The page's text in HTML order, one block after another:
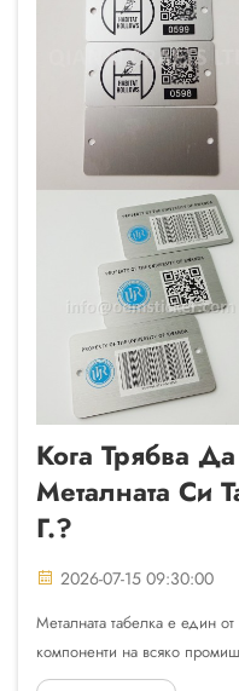
Кога Трябва
Металната Си
Г.?
2026-07-15 09:30:00
Металната табелка е един
компоненти на всяко
или продукт с марка. Тя